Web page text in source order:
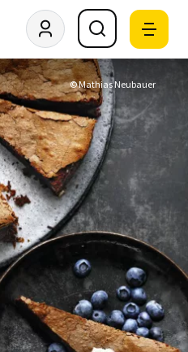
© Mathias Neubauer